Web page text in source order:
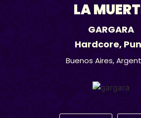
LA
GARGARA
Hardcore,
Buenos Aires,